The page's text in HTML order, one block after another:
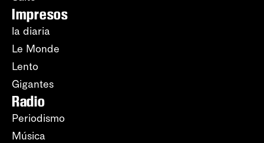
Impresos
la diaria
Le Monde
Lento
Gigantes
Radio
Periodismo
Música